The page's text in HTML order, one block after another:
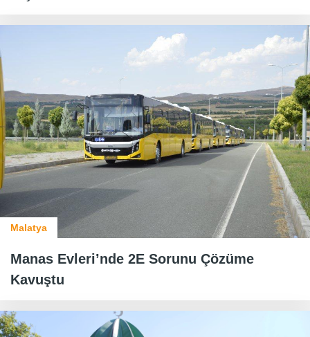
Malatya
Manas Evleri’nde 2E Sorunu Çözüme
Kavuştu